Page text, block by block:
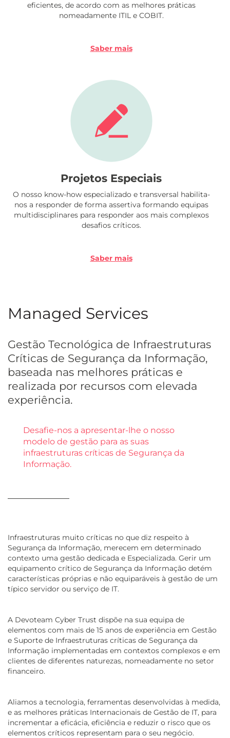
eficientes, de acordo com as melhores práticas
nomeadamente ITIL e COBIT.
Saber mais
Projetos Especiais
O nosso know-how especializado e transversal habilita-
nos a responder de forma assertiva formando equipas
multidisciplinares para responder aos mais complexos
desafios críticos.
Saber mais
Managed Services
Gestão Tecnológica de Infraestruturas
Críticas de Segurança da Informação,
baseada nas melhores práticas e
realizada por recursos com elevada
experiência.
Desafie-nos a apresentar-lhe o nosso
modelo de gestão para as suas
infraestruturas críticas de Segurança da
Informação.
Infraestruturas muito críticas no que diz respeito à
Segurança da Informação, merecem em determinado
contexto uma gestão dedicada e Especializada. Gerir um
equipamento crítico de Segurança da Informação detém
características próprias e não equiparáveis à gestão de um
típico servidor ou serviço de IT.
A Devoteam Cyber Trust dispõe na sua equipa de
elementos com mais de 15 anos de experiência em Gestão
e Suporte de Infraestruturas críticas de Segurança da
Informação implementadas em contextos complexos e em
clientes de diferentes naturezas, nomeadamente no setor
financeiro.
Aliamos a tecnologia, ferramentas desenvolvidas à medida,
e as melhores práticas Internacionais de Gestão de IT, para
incrementar a eficácia, eficiência e reduzir o risco que os
elementos críticos representam para o seu negócio.